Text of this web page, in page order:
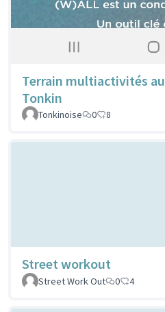
Terrain multiactivités au
Tonkin
Tonkinoise
0 8
Street workout
Street Work Out
0 4